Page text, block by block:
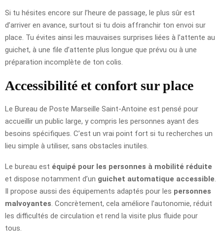
Si tu hésites encore sur l’heure de passage, le plus sûr est
d’arriver en avance, surtout si tu dois affranchir ton envoi sur
place. Tu évites ainsi les mauvaises surprises liées à l’attente au
guichet, à une file d’attente plus longue que prévu ou à une
préparation incomplète de ton colis.
Accessibilité et confort sur place
Le Bureau de Poste Marseille Saint-Antoine est pensé pour
accueillir un public large, y compris les personnes ayant des
besoins spécifiques. C’est un vrai point fort si tu recherches un
lieu simple à utiliser, sans obstacles inutiles.
Le bureau est équipé pour les personnes à mobilité réduite
et dispose notamment d’un guichet automatique accessible
Il propose aussi des équipements adaptés pour les personnes
malvoyantes . Concrètement, cela améliore l’autonomie, réduit
les difficultés de circulation et rend la visite plus fluide pour
tous.